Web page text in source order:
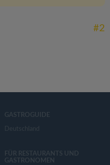
#2
GASTROGUIDE
Deutschland
FÜR RESTAURANTS UND
GASTRONOMEN